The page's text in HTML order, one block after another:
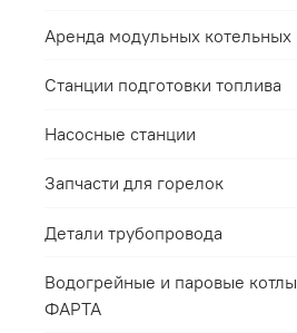
Аренда модульных котельных
Станции подготовки топлива
Насосные станции
Запчасти для горелок
Детали трубопровода
Водогрейные и паровые котлы
ФАРТА